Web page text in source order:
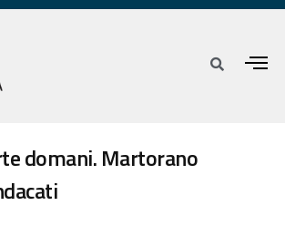
domani. Martorano